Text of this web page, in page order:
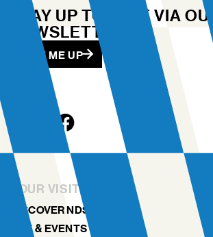
YOUR VISIT
DISCOVER NDSM
ART & EVENTS
STAY UP TO DATE VIA OUR
NEWSLETTER
SIGN ME UP